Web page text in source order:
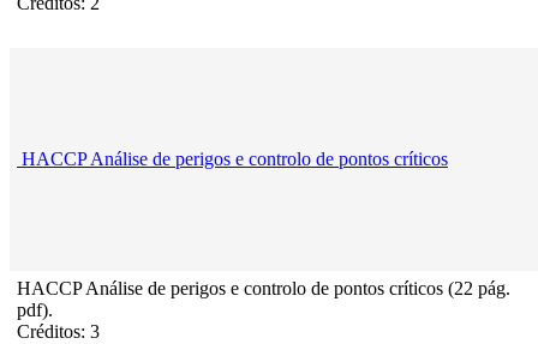
HACCP Análise de perigos e controlo de pontos críticos
HACCP Análise de perigos e controlo de pontos críticos (22 pág.
pdf).
Créditos: 3